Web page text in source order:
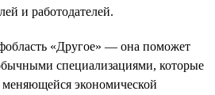
и работодателей.
«Другое» — она поможет
специализациями, которые
экономической